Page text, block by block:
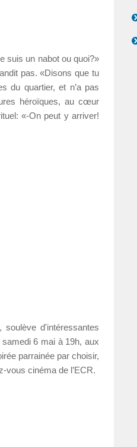
suis un nabot ou quoi?»
pas. «Disons que tu
du quartier, et n’a pas
héroïques, au cœur
«-On peut y arriver!
d'intéressantes
6 mai à 19h, aux
parrainée par choisir,
vous cinéma de l’ECR.